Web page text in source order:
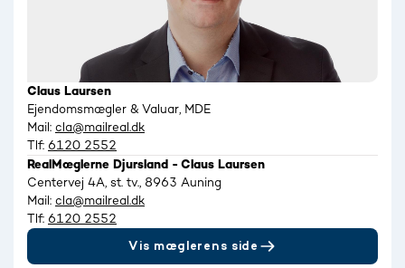
Claus Laursen
Ejendomsmægler & Valuar, MDE
Mail: cla@mailreal.dk
Tlf: 6120 2552
RealMæglerne Djursland - Claus Laursen
Centervej 4A, st. tv., 8963 Auning
Mail: cla@mailreal.dk
Tlf: 6120 2552
Vis mæglerens side